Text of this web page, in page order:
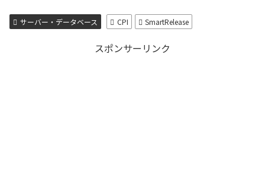
サーバー・データベース CPI SmartRelease
スポンサーリンク